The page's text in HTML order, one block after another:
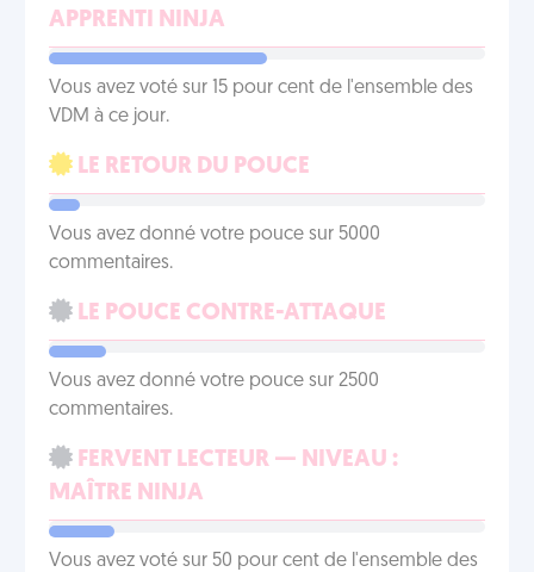
APPRENTI NINJA
Vous avez voté sur 15 pour cent de l'ensemble des
VDM à ce jour.
LE RETOUR DU POUCE
Vous avez donné votre pouce sur 5000
commentaires.
LE POUCE CONTRE-ATTAQUE
Vous avez donné votre pouce sur 2500
commentaires.
FERVENT LECTEUR — NIVEAU :
MAÎTRE NINJA
Vous avez voté sur 50 pour cent de l'ensemble des